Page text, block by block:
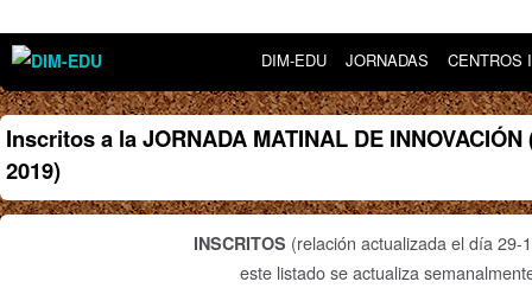
DIM-EDU JORNADAS CENTROS
Inscritos a la JORNADA MATINAL DE
2019)
INSCRITOS (relación actualizada el día 29-
este listado se actualiza